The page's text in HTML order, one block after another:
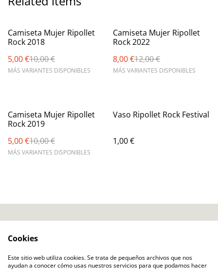
%
Camiseta Mujer Ripollet
Rock 2018
5,00 €10,00 €
MÁS VARIANTES DISPONIBLES
%
Camiseta Mujer Ripollet
Rock 2022
8,00 €12,00 €
MÁS VARIANTES DISPONIBLES
%
Camiseta Mujer Ripollet
Rock 2019
5,00 €10,00 €
MÁS VARIANTES DISPONIBLES
Vaso Ripollet Rock Festival
1,00 €
Política Privacidad
Hazte Socio
Cookies
Este sitio web utiliza cookies. Se trata de pequeños archivos que nos
ayudan a conocer cómo usas nuestros servicios para que podamos hacer